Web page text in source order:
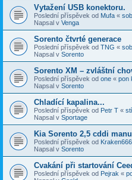
Vytažení USB konektoru.
Poslední příspěvek od Mufa «
Napsal v Venga
Sorento čtvrté generace
Poslední příspěvek od TNG «
Napsal v Sorento
Sorento XM – zvláštní
Poslední příspěvek od one « pon
Napsal v Sorento
Chladící kapalina...
Poslední příspěvek od Petr T «
Napsal v Sportage
Kia Sorento 2,5 cddi
Poslední příspěvek od Kraken666
Napsal v Sorento
Cvakání při startování
Poslední příspěvek od Pejrak «